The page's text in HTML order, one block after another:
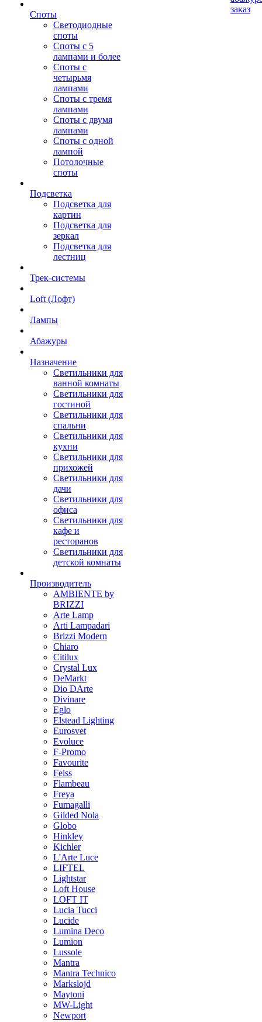
Споты
Светодиодные
споты
Споты с 5
лампами и более
Споты с
четырьмя
лампами
Споты с тремя
лампами
Споты с двумя
лампами
Споты с одной
лампой
Потолочные
споты
Подсветка
Подсветка для
картин
Подсветка для
зеркал
Подсветка для
лестниц
Трек-системы
Loft (Лофт)
Лампы
Абажуры
Назначение
Светильники для
ванной комнаты
Светильники для
гостиной
Светильники для
спальни
Светильники для
кухни
Светильники для
прихожей
Светильники для
дачи
Светильники для
офиса
Светильники для
кафе и
ресторанов
Светильники для
детской комнаты
Производитель
AMBIENTE by
BRIZZI
Arte Lamp
Arti Lampadari
Brizzi Modern
Chiaro
Citilux
Crystal Lux
DeMarkt
Dio DArte
Divinare
Eglo
Elstead Lighting
Eurosvet
Evoluce
F-Promo
Favourite
Feiss
Flambeau
Freya
Fumagalli
Gilded Nola
Globo
Hinkley
Kichler
L'Arte Luce
LIFTEL
Lightstar
Loft House
LOFT IT
Lucia Tucci
Lucide
Lumina Deco
Lumion
Lussole
Mantra
Mantra Technico
Markslojd
Maytoni
MW-Light
Newport
заказ